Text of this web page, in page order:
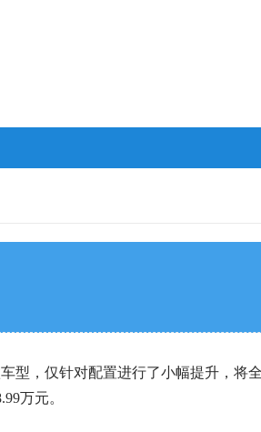
，仅针对配置进行了小幅提升，将
万元。